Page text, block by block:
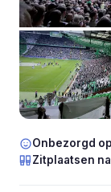
Onbezorgd
Zitplaatsen